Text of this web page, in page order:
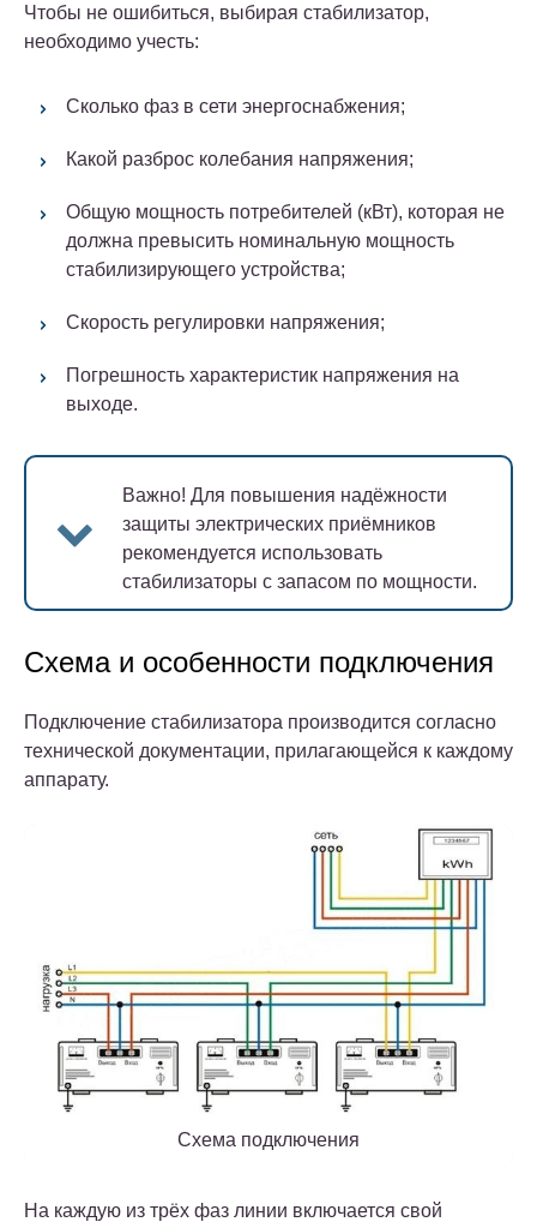
Чтобы не ошибиться, выбирая стабилизатор,
необходимо учесть:
Сколько фаз в сети энергоснабжения;
Какой разброс колебания напряжения;
Общую мощность потребителей (кВт), которая не
должна превысить номинальную мощность
стабилизирующего устройства;
Скорость регулировки напряжения;
Погрешность характеристик напряжения на
выходе.
Важно! Для повышения надёжности
защиты электрических приёмников
рекомендуется использовать
стабилизаторы с запасом по мощности.
Схема и особенности подключения
Подключение стабилизатора производится согласно
технической документации, прилагающейся к каждому
аппарату.
Схема подключения
На каждую из трёх фаз линии включается свой